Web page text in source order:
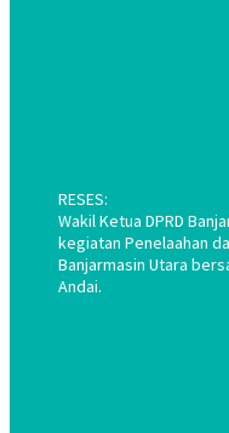
RESES:
Wakil Ketua DPRD
kegiatan Penelaahan
Banjarmasin Utara
Andai.